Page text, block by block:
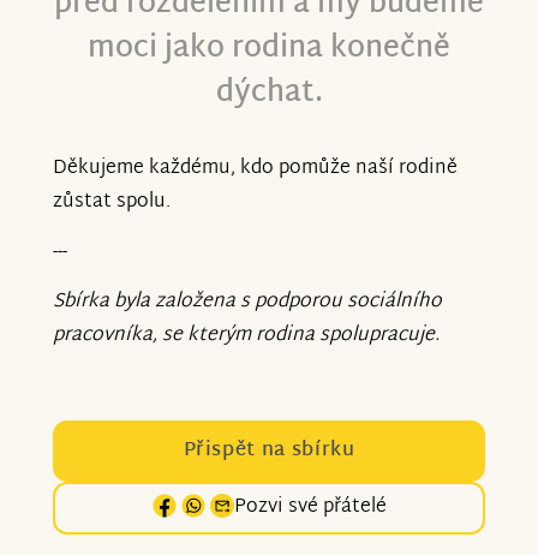
moci jako rodina konečně
dýchat.
Děkujeme každému, kdo pomůže naší rodině
zůstat spolu.
---
Sbírka byla založena s podporou sociálního
pracovníka, se kterým rodina spolupracuje.
Přispět na sbírku
Pozvi své přátelé